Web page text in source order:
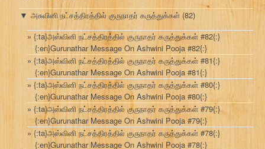
▼ அசுவினி நட்சத்திரத்தில் குருநாதர் கருத்துக்கள் (82)
{:ta}அஸ்வினி நட்சத்திரத்தில் குருநாதர் கருத்துக்கள் #82{:}
{:en}Gurunathar Message On Ashwini Pooja #82{:}
{:ta}அஸ்வினி நட்சத்திரத்தில் குருநாதர் கருத்துக்கள் #81{:}
{:en}Gurunathar Message On Ashwini Pooja #81{:}
{:ta}அஸ்வினி நட்சத்திரத்தில் குருநாதர் கருத்துக்கள் #80{:}
{:en}Gurunathar Message On Ashwini Pooja #80{:}
{:ta}அஸ்வினி நட்சத்திரத்தில் குருநாதர் கருத்துக்கள் #79{:}
{:en}Gurunathar Message On Ashwini Pooja #79{:}
{:ta}அஸ்வினி நட்சத்திரத்தில் குருநாதர் கருத்துக்கள் #78{:}
{:en}Gurunathar Message On Ashwini Pooja #78{:}